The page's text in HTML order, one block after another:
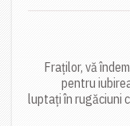
Fraților, vă
pentru
luptați în rugăciuni